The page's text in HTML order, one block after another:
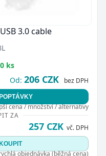
3.0 cable
ks
Od: 206 CZK bez DPH
cena / množství / alternativy
ZA
257 CZK vč. DPH
KOUPIT
objednávka (běžná cena)